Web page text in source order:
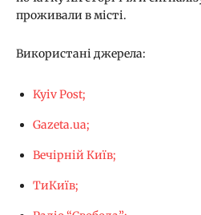
проживали в місті.
Використані джерела:
Kyiv Post;
Gazeta.ua;
Вечірній Київ;
ТиКиїв;